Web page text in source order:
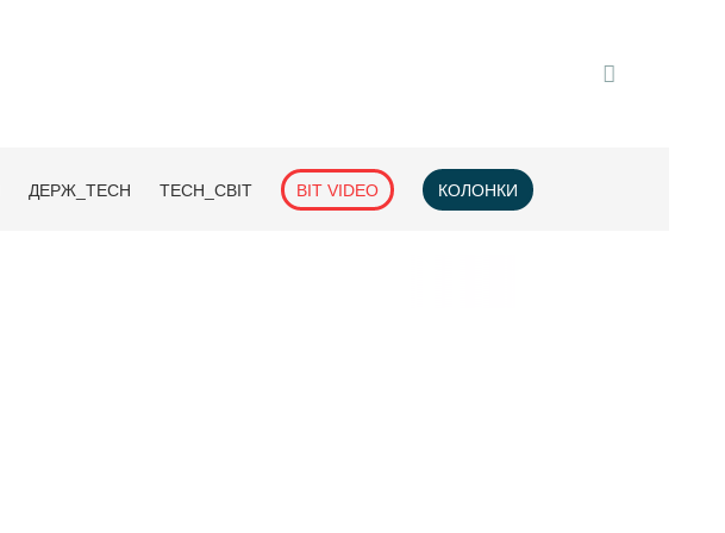
ДЕРЖ_TECH TECH_СВІТ BIT VIDEO КОЛОНКИ